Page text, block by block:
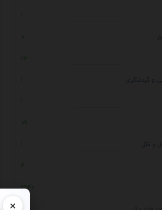
×
1
7
23
1
1
79
1
4
3640